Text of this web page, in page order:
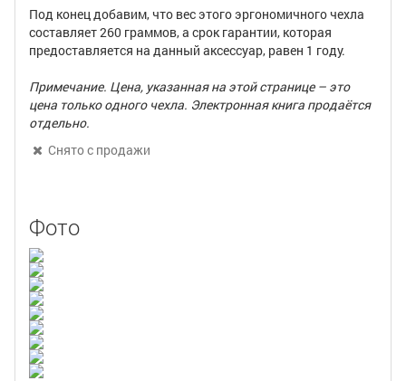
Под конец добавим, что вес этого эргономичного чехла
составляет 260 граммов, а срок гарантии, которая
предоставляется на данный аксессуар, равен 1 году.
Примечание. Цена, указанная на этой странице – это
цена только одного чехла. Электронная книга продаётся
отдельно.
Снято с продажи
Фото